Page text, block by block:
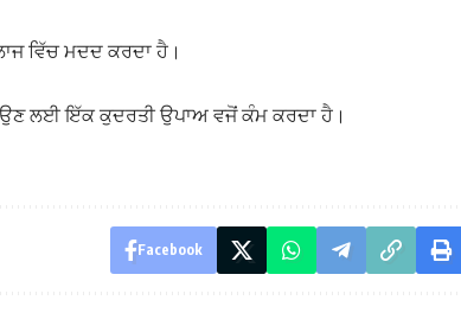
ਵਿੱਚ ਮਦਦ ਕਰਦਾ ਹੈ।
ਲਈ ਇੱਕ ਕੁਦਰਤੀ ਉਪਾਅ ਵਜੋਂ ਕੰਮ ਕਰਦਾ ਹੈ।
Facebook